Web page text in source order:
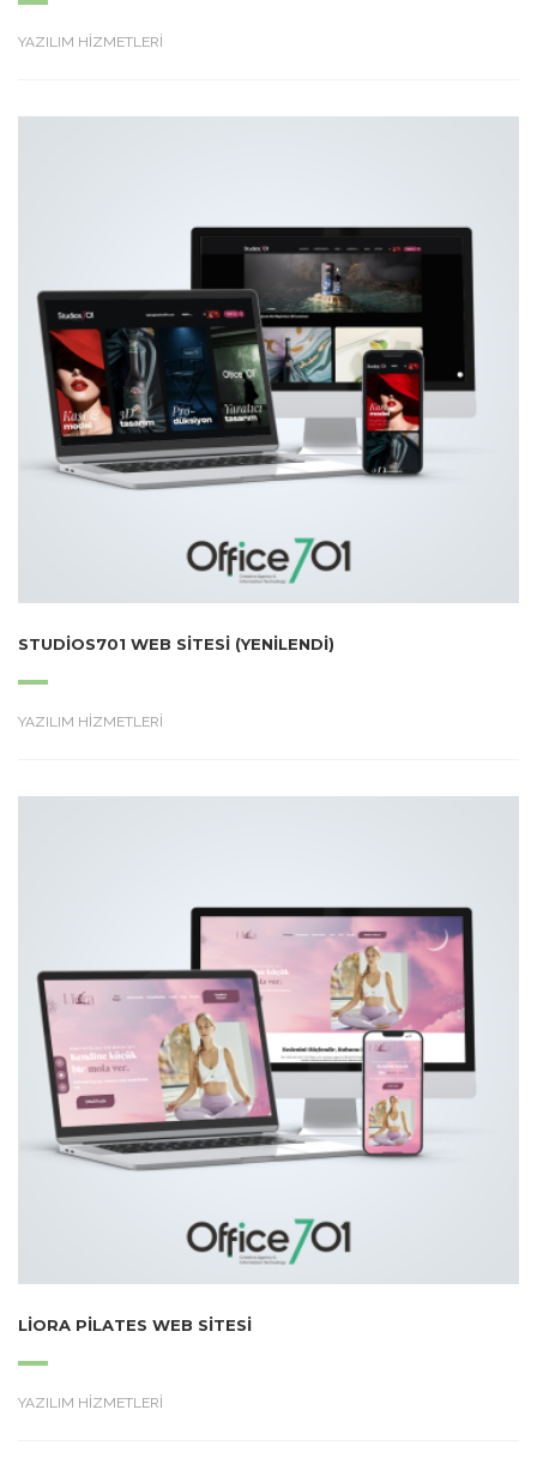
YAZILIM HİZMETLERİ
STUDIOS701 WEB SITESI (YENILENDI)
YAZILIM HİZMETLERİ
LIORA PILATES WEB SITESI
YAZILIM HİZMETLERİ